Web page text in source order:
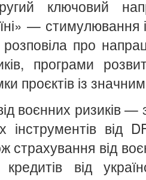
ключовий
— стимулювання
про
програми
проєктів із
воєнних ризиків —
інструментів від
страхування від
кредитів від